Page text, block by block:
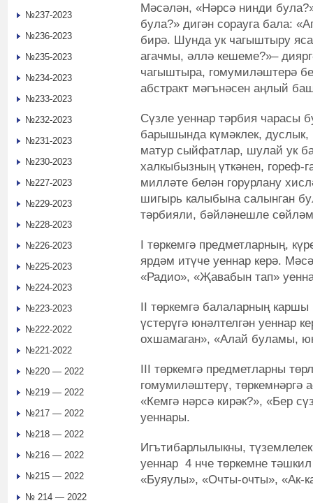
Мәсәлән, «Нәрсә нинди
була?» дигән сорауга бала:
бирә. Шунда ук чагыштыру
агачмы, әллә кешеме?»–
чагыштыра, гомумиләштерә
абстракт мәгънәсен аңлый
Сүзле уеннар тәрбия чарасы
барышында күмәклек,
матур сыйфатлар, шулай ук
халкыбызның үткәнен, гореф-
милләте белән горурлану
шигырь калыбына салынган
тәрбияли, бәйләнешле
I төркемгә предметларның,
ярдәм итүче уеннар керә.
«Радио», «Җавабын тап»
II төркемгә балаларның
үстерүгә юнәлтелгән уеннар
охшамаган», «Алай буламы,
III төркемгә предметларны
гомумиләштерү, төркемнәргә
«Кемгә нәрсә кирәк?», «Бер
уеннары.
Игътибарлылыкны,
уеннар 4 нче төркемне
«Буяулы», «Очты-очты», «Ак-
№237-2023
№236-2023
№235-2023
№234-2023
№233-2023
№232-2023
№231-2023
№230-2023
№227-2023
№229-2023
№228-2023
№226-2023
№225-2023
№224-2023
№223-2023
№222-2022
№221-2022
№220 — 2022
№219 — 2022
№217 — 2022
№218 — 2022
№216 — 2022
№215 — 2022
№ 214 — 2022